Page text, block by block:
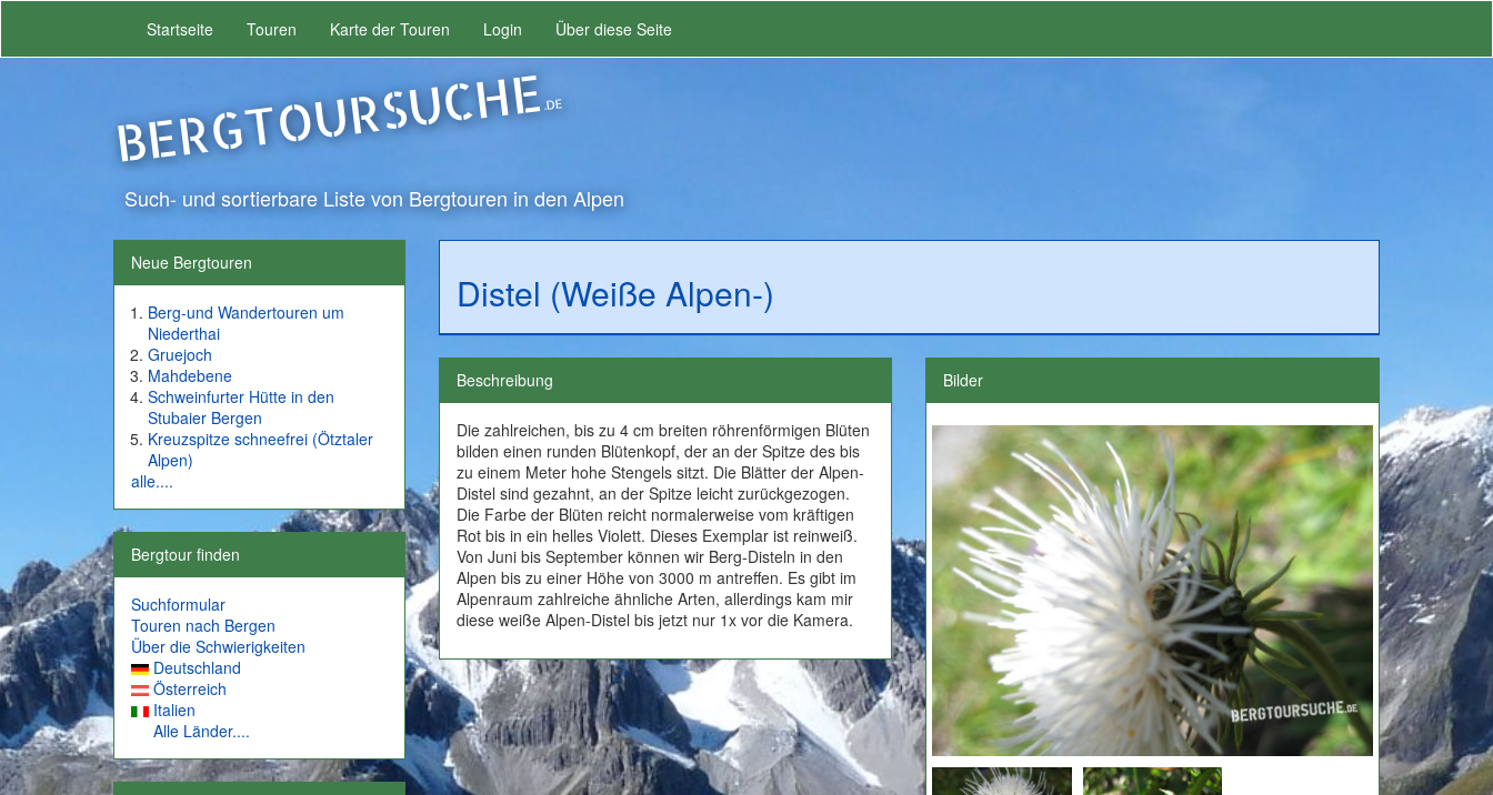
Startseite Touren Karte der Touren Login Über diese Seite
BERGTOURSUCHE.DE
Such- und sortierbare Liste von Bergtouren in den Alpen
Neue Bergtouren
Berg-und Wandertouren um
Niederthai
Gruejoch
Mahdebene
Schweinfurter Hütte in den
Stubaier Bergen
Kreuzspitze schneefrei (Ötztaler
Alpen)
alle....
Bergtour finden
Suchformular
Touren nach Bergen
Über die Schwierigkeiten
Deutschland
Österreich
Italien
Alle Länder....
Distel (Weiße Alpen-)
Beschreibung
Die zahlreichen, bis zu 4 cm breiten röhrenförmigen Blüten
bilden einen runden Blütenkopf, der an der Spitze des bis
zu einem Meter hohe Stengels sitzt. Die Blätter der Alpen-
Distel sind gezahnt, an der Spitze leicht zurückgezogen.
Die Farbe der Blüten reicht normalerweise vom kräftigen
Rot bis in ein helles Violett. Dieses Exemplar ist reinweiß.
Von Juni bis September können wir Berg-Disteln in den
Alpen bis zu einer Höhe von 3000 m antreffen. Es gibt im
Alpenraum zahlreiche ähnliche Arten, allerdings kam mir
diese weiße Alpen-Distel bis jetzt nur 1x vor die Kamera.
Bilder